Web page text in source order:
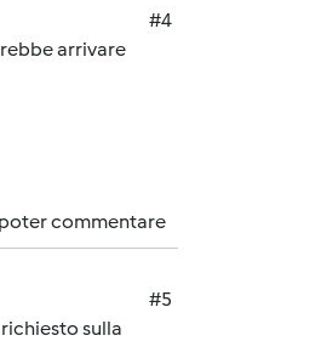
#4
arrivare
commentare
#5
sulla